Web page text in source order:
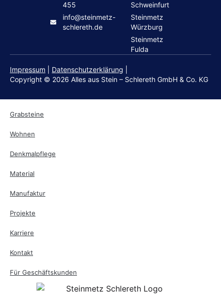
455
info@steinmetz-
schlereth.de
Schweinfurt
Steinmetz
Würzburg
Steinmetz
Fulda
Copyright © 2026 Alles aus Stein – Schlereth GmbH & Co. KG
Impressum Datenschutzerklärung
Grabsteine
Wohnen
Denkmalpflege
Material
Manufaktur
Projekte
Karriere
Kontakt
Für Geschäftskunden